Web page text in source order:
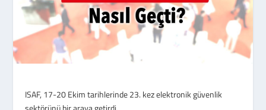
ISAF, 17-20 Ekim tarihlerinde 23. kez elektronik güvenlik